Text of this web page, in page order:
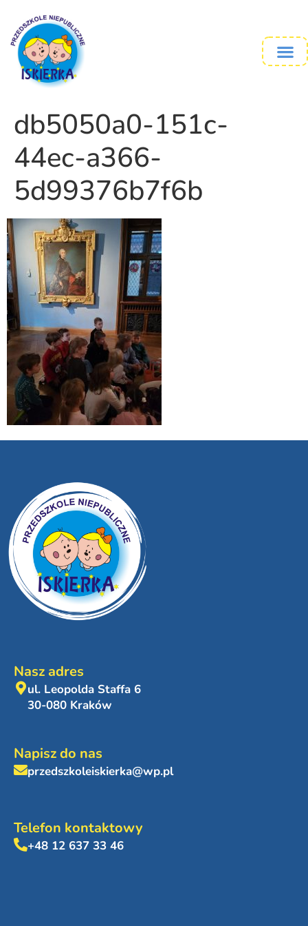
db5050a0-151c-
44ec-a366-
5d99376b7f6b
Nasz adres
ul. Leopolda Staffa 6
30-080 Kraków
Napisz do nas
przedszkoleiskierka@wp.pl
Telefon kontaktowy
+48 12 637 33 46